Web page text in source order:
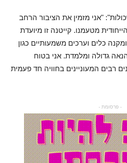
"אני מזמין את הציבור הרחב
מטעמנו. קייטנה זו מיועדת
כלים וערכים משמעותיים כגון
גדולה ומלמדת. אני בטוח
רבים המעוניינים בחוויה חד פעמית
- פרסומת -